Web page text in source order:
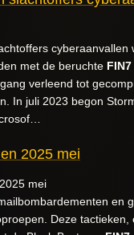
cyberaanvallen
met de beruchte FIN7
verleend tot
In juli 2023 begon
2025 mei
mei
en
Deze tactieken,